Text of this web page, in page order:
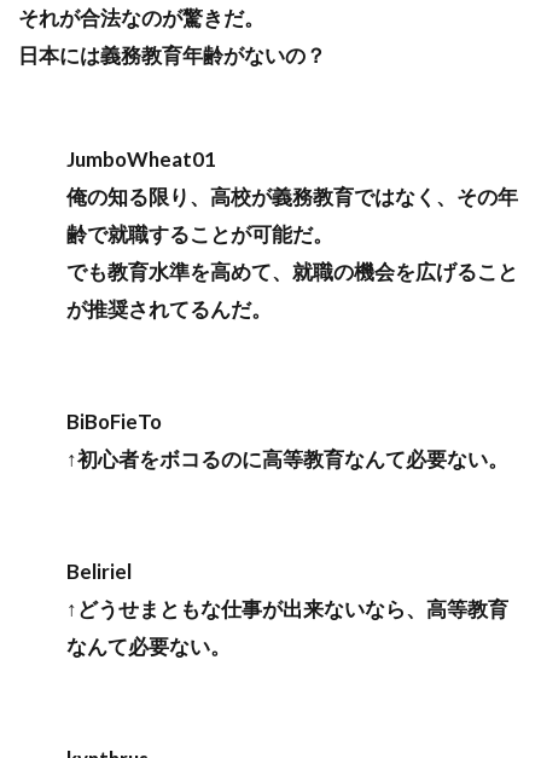
それが合法なのが驚きだ。
日本には義務教育年齢がないの？
JumboWheat01
俺の知る限り、高校が義務教育ではなく、その年
齢で就職することが可能だ。
でも教育水準を高めて、就職の機会を広げること
が推奨されてるんだ。
BiBoFieTo
↑初心者をボコるのに高等教育なんて必要ない。
Beliriel
↑どうせまともな仕事が出来ないなら、高等教育
なんて必要ない。